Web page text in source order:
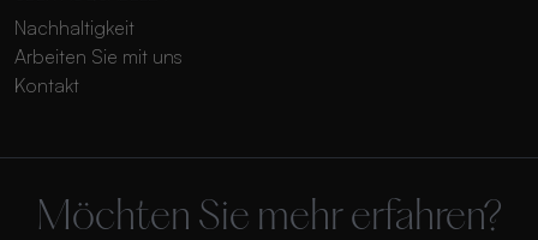
Nachhaltigkeit
Arbeiten Sie mit uns
Kontakt
Möchten Sie mehr erfahren?